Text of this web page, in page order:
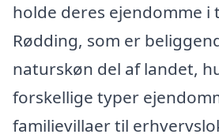
holde deres ejendomme i
Rødding, som er
naturskøn del af landet,
forskellige typer
familievillaer til